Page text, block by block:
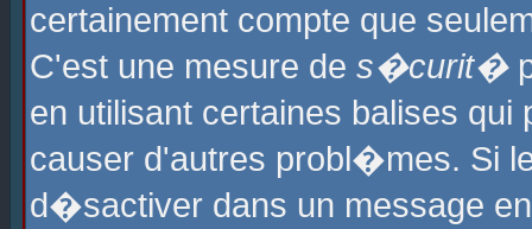
certainement compte que
C'est une mesure de s�curit�
en utilisant certaines balises
causer d'autres probl�mes. Si
d�sactiver dans un message